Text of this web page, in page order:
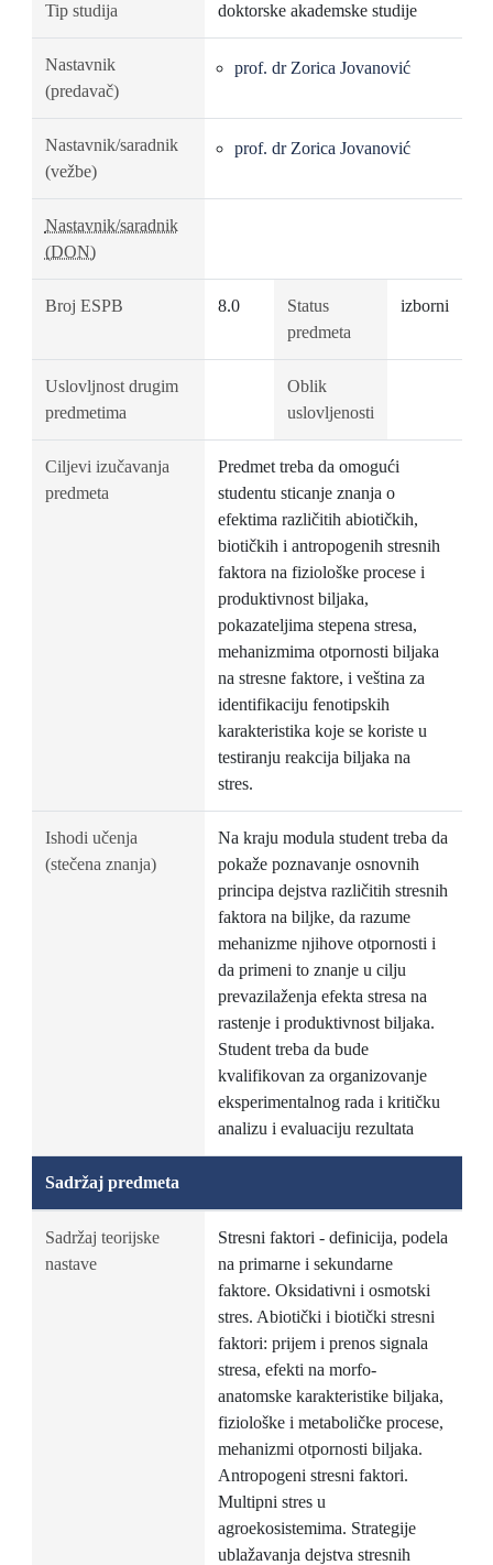
Tip studija doktorske akademske studije
Nastavnik
(predavač)
prof. dr Zorica Jovanović
Nastavnik/saradnik
(vežbe)
prof. dr Zorica Jovanović
Nastavnik/saradnik
(DON)
Broj ESPB 8.0
Status
predmeta
izborni
Uslovljnost drugim
predmetima
Oblik
uslovljenosti
Ciljevi izučavanja
predmeta
Predmet treba da omogući
studentu sticanje znanja o
efektima različitih abiotičkih,
biotičkih i antropogenih stresnih
faktora na fiziološke procese i
produktivnost biljaka,
pokazateljima stepena stresa,
mehanizmima otpornosti biljaka
na stresne faktore, i veština za
identifikaciju fenotipskih
karakteristika koje se koriste u
testiranju reakcija biljaka na
stres.
Ishodi učenja
(stečena znanja)
Na kraju modula student treba da
pokaže poznavanje osnovnih
principa dejstva različitih stresnih
faktora na biljke, da razume
mehanizme njihove otpornosti i
da primeni to znanje u cilju
prevazilaženja efekta stresa na
rastenje i produktivnost biljaka.
Student treba da bude
kvalifikovan za organizovanje
eksperimentalnog rada i kritičku
analizu i evaluaciju rezultata
Sadržaj predmeta
Sadržaj teorijske
nastave
Stresni faktori - definicija, podela
na primarne i sekundarne
faktore. Oksidativni i osmotski
stres. Abiotički i biotički stresni
faktori: prijem i prenos signala
stresa, efekti na morfo-
anatomske karakteristike biljaka,
fiziološke i metaboličke procese,
mehanizmi otpornosti biljaka.
Antropogeni stresni faktori.
Multipni stres u
agroekosistemima. Strategije
ublažavanja dejstva stresnih